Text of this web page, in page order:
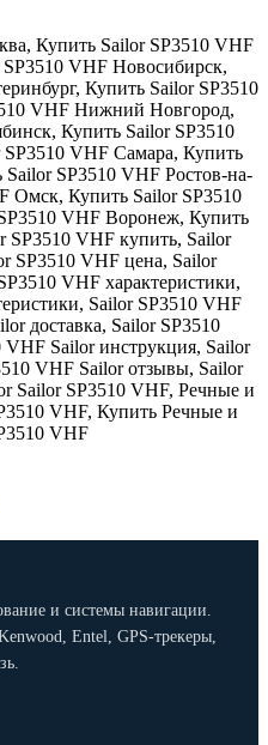
, Купить Sailor SP3510 VHF
VHF Новосибирск,
, Купить Sailor SP3510
VHF Нижний Новгород,
, Купить Sailor SP3510
VHF Самара, Купить
Sailor SP3510 VHF Ростов-на-
Омск, Купить Sailor SP3510
VHF Воронеж, Купить
SP3510 VHF купить, Sailor
SP3510 VHF цена, Sailor
VHF характеристики,
, Sailor SP3510 VHF
доставка, Sailor SP3510
VHF Sailor инструкция, Sailor
VHF Sailor отзывы, Sailor
Sailor SP3510 VHF, Речные и
VHF, Купить Речные и
VHF
и системы навигации.
Entel, GPS-трекеры,